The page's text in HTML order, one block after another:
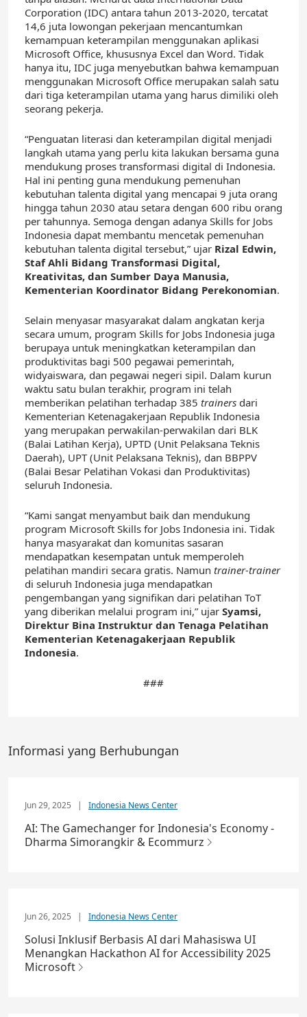
Corporation (IDC) antara tahun 2013-2020, tercatat
14,6 juta lowongan pekerjaan mencantumkan
kemampuan keterampilan menggunakan aplikasi
Microsoft Office, khususnya Excel dan Word. Tidak
hanya itu, IDC juga menyebutkan bahwa kemampuan
menggunakan Microsoft Office merupakan salah satu
dari tiga keterampilan utama yang harus dimiliki oleh
seorang pekerja.
“Penguatan literasi dan keterampilan digital menjadi
langkah utama yang perlu kita lakukan bersama guna
mendukung proses transformasi digital di Indonesia.
Hal ini penting guna mendukung pemenuhan
kebutuhan talenta digital yang mencapai 9 juta orang
hingga tahun 2030 atau setara dengan 600 ribu orang
per tahunnya. Semoga dengan adanya Skills for Jobs
Indonesia dapat membantu mencetak pemenuhan
kebutuhan talenta digital tersebut,” ujar Rizal Edwin,
Staf Ahli Bidang Transformasi Digital,
Kreativitas, dan Sumber Daya Manusia,
Kementerian Koordinator Bidang Perekonomian.
Selain menyasar masyarakat dalam angkatan kerja
secara umum, program Skills for Jobs Indonesia juga
berupaya untuk meningkatkan keterampilan dan
produktivitas bagi 500 pegawai pemerintah,
widyaiswara, dan pegawai negeri sipil. Dalam kurun
waktu satu bulan terakhir, program ini telah
memberikan pelatihan terhadap 385 trainers dari
Kementerian Ketenagakerjaan Republik Indonesia
yang merupakan perwakilan-perwakilan dari BLK
(Balai Latihan Kerja), UPTD (Unit Pelaksana Teknis
Daerah), UPT (Unit Pelaksana Teknis), dan BBPPV
(Balai Besar Pelatihan Vokasi dan Produktivitas)
seluruh Indonesia.
“Kami sangat menyambut baik dan mendukung
program Microsoft Skills for Jobs Indonesia ini. Tidak
hanya masyarakat dan komunitas sasaran
mendapatkan kesempatan untuk memperoleh
pelatihan mandiri secara gratis. Namun trainer-trainer
di seluruh Indonesia juga mendapatkan
pengembangan yang signifikan dari pelatihan ToT
yang diberikan melalui program ini,” ujar Syamsi,
Direktur Bina Instruktur dan Tenaga Pelatihan
Kementerian Ketenagakerjaan Republik
Indonesia.
###
Informasi yang Berhubungan
Jun 29, 2025 | Indonesia News Center
AI: The Gamechanger for Indonesia's Economy -
Dharma Simorangkir & Ecommurz
Jun 26, 2025 | Indonesia News Center
Solusi Inklusif Berbasis AI dari Mahasiswa UI
Menangkan Hackathon AI for Accessibility 2025
Microsoft